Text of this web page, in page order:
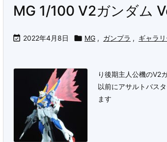
MG 1/100 V2ガンダム
 2022年4月8日  MG , ガンプラ , ギャラ
り後期主人公機のV2
以前にアサルトバス
ます